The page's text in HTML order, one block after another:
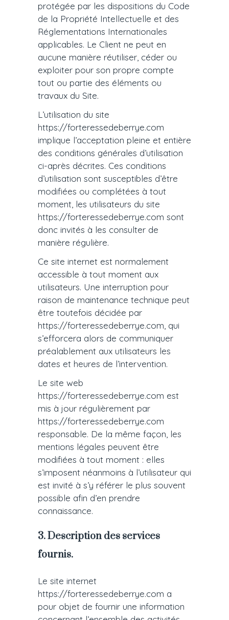
protégée par les dispositions du Code
de la Propriété Intellectuelle et des
Réglementations Internationales
applicables. Le Client ne peut en
aucune manière réutiliser, céder ou
exploiter pour son propre compte
tout ou partie des éléments ou
travaux du Site.
L’utilisation du site
https://forteressedeberrye.com
implique l’acceptation pleine et entière
des conditions générales d’utilisation
ci-après décrites. Ces conditions
d’utilisation sont susceptibles d’être
modifiées ou complétées à tout
moment, les utilisateurs du site
https://forteressedeberrye.com sont
donc invités à les consulter de
manière régulière.
Ce site internet est normalement
accessible à tout moment aux
utilisateurs. Une interruption pour
raison de maintenance technique peut
être toutefois décidée par
https://forteressedeberrye.com, qui
s’efforcera alors de communiquer
préalablement aux utilisateurs les
dates et heures de l’intervention.
Le site web
https://forteressedeberrye.com est
mis à jour régulièrement par
https://forteressedeberrye.com
responsable. De la même façon, les
mentions légales peuvent être
modifiées à tout moment : elles
s’imposent néanmoins à l’utilisateur qui
est invité à s’y référer le plus souvent
possible afin d’en prendre
connaissance.
3. Description des services
fournis.
Le site internet
https://forteressedeberrye.com a
pour objet de fournir une information